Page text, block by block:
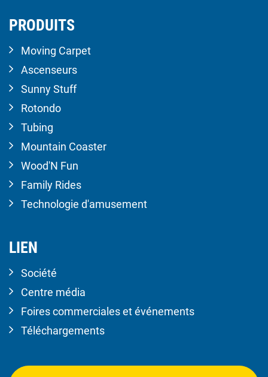
PRODUITS
Moving Carpet
Ascenseurs
Sunny Stuff
Rotondo
Tubing
Mountain Coaster
Wood'N Fun
Family Rides
Technologie d'amusement
LIEN
Société
Centre média
Foires commerciales et événements
Téléchargements